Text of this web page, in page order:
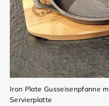
Iron Plate Gusseisenpfanne
Servierplatte